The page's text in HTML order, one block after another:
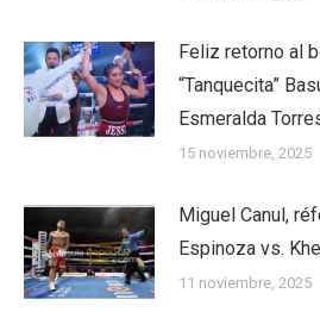
Feliz retorno al
“Tanquecita”
Esmeralda
15 noviembre, 2025
Miguel Canul,
Espinoza vs.
11 noviembre, 2025